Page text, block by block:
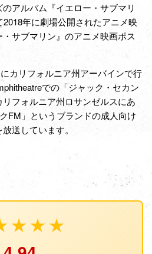
アルバム『イエロー・サブマリ
年に劇場公開されたアニメ映
サブマリン』のアニメ映画ポス
カリフォルニア州アーバインで行
での「ジャック・セカン
フォルニア州ロサンゼルスにあ
FM」というブランドの成人向け
送しています。